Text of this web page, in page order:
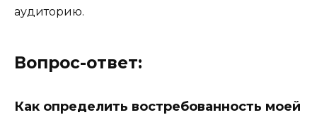
аудиторию.
Вопрос-ответ:
Как определить востребованность моей